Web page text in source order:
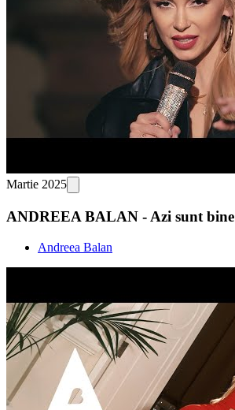
Martie 2025
ANDREEA BALAN - Azi sunt bine
Andreea Balan